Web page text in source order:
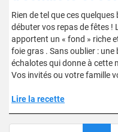
Rien de tel que ces
débuter vos repas de fêtes !
apportent un « fond » riche
foie gras . Sans oublier :
échalotes qui donne à cette
Vos invités ou votre famille
Lire la recette